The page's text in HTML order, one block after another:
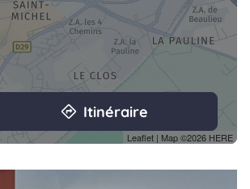
Leaflet | Map ©2026 HERE
Itinéraire